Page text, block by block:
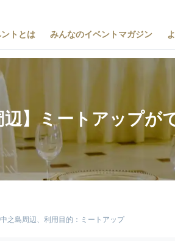
トとは みんなのイベントマガジン
辺】ミートアップが
之島周辺、利用目的：ミートアップ